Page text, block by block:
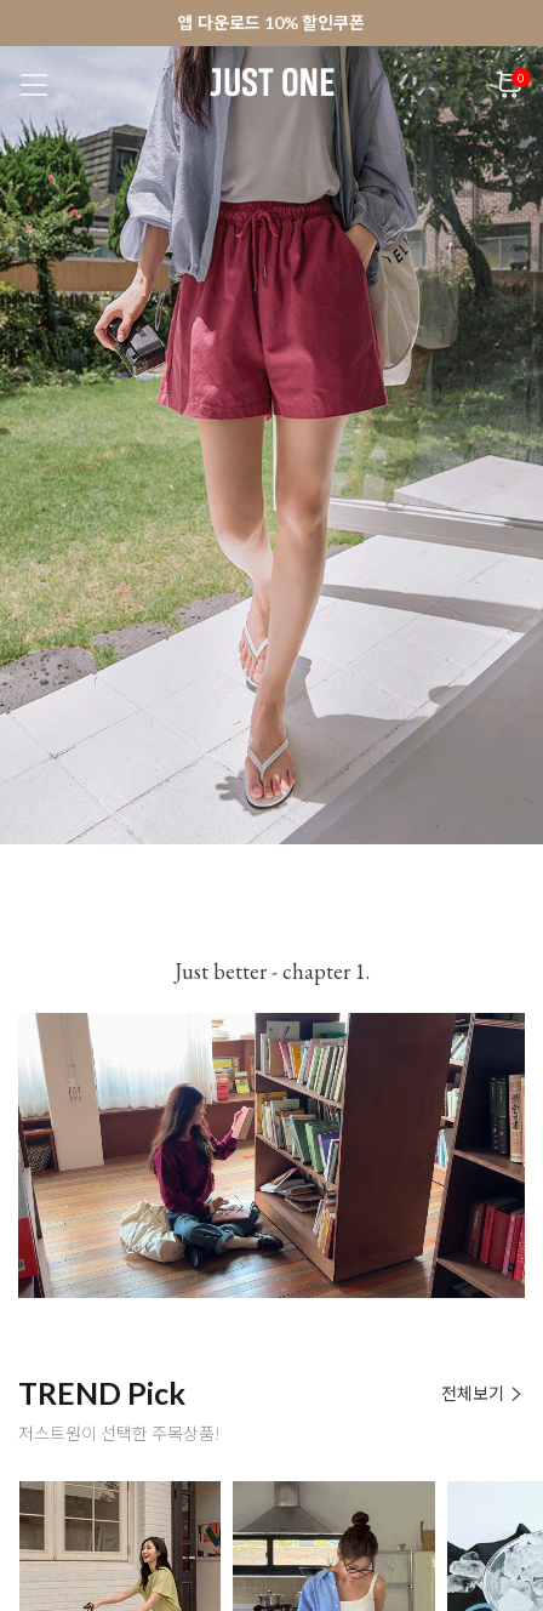
앱 다운로드 10% 할인쿠폰
🚀오늘출발상품 당일발송 배송중
회원가입 쿠폰 3000원
앱 다운로드 10% 할인쿠폰
🚀오늘출발상품 당일발송 배송중
0
NEW 7% BEST 🚀오늘출발 MADE . J 상의 팬츠
Just better - chapter 1.
TREND Pick
저스트원이 선택한 주목상품!
전체보기